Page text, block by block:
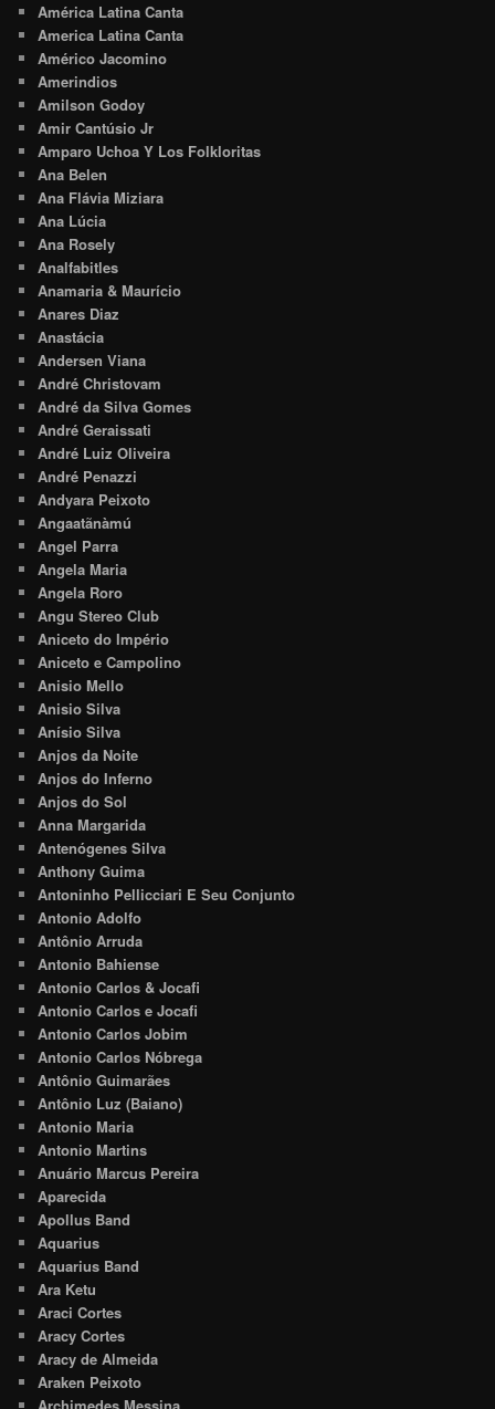
América Latina Canta
America Latina Canta
Américo Jacomino
Amerindios
Amilson Godoy
Amir Cantúsio Jr
Amparo Uchoa Y Los Folkloritas
Ana Belen
Ana Flávia Miziara
Ana Lúcia
Ana Rosely
Analfabitles
Anamaria & Maurício
Anares Diaz
Anastácia
Andersen Viana
André Christovam
André da Silva Gomes
André Geraissati
André Luiz Oliveira
André Penazzi
Andyara Peixoto
Angaatãnàmú
Angel Parra
Angela Maria
Angela Roro
Angu Stereo Club
Aniceto do Império
Aniceto e Campolino
Anisio Mello
Anisio Silva
Anísio Silva
Anjos da Noite
Anjos do Inferno
Anjos do Sol
Anna Margarida
Antenógenes Silva
Anthony Guima
Antoninho Pellicciari E Seu Conjunto
Antonio Adolfo
Antônio Arruda
Antonio Bahiense
Antonio Carlos & Jocafi
Antonio Carlos e Jocafi
Antonio Carlos Jobim
Antonio Carlos Nóbrega
Antônio Guimarães
Antônio Luz (Baiano)
Antonio Maria
Antonio Martins
Anuário Marcus Pereira
Aparecida
Apollus Band
Aquarius
Aquarius Band
Ara Ketu
Araci Cortes
Aracy Cortes
Aracy de Almeida
Araken Peixoto
Archimedes Messina